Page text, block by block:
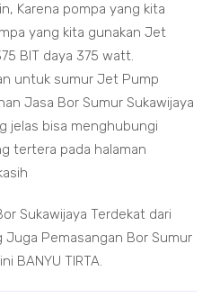
Karena pompa yang kita
yang kita gunakan Jet
BIT daya 375 watt.
untuk sumur Jet Pump
Jasa Bor Sumur Sukawijaya
jelas bisa menghubungi
tertera pada halaman
Sukawijaya Terdekat dari
Juga Pemasangan Bor Sumur
BANYU TIRTA.